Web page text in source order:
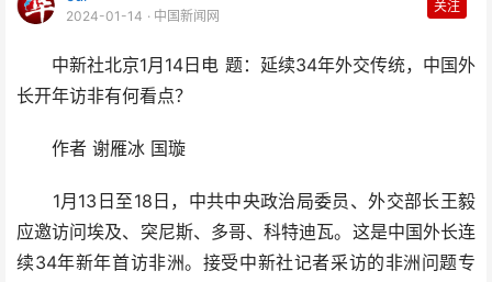
2024-01-14 · 中国新闻网
关注
中新社北京1月14日电 题：延续34年外交传统，中国外
长开年访非有何看点？
作者 谢雁冰 国璇
1月13日至18日，中共中央政治局委员、外交部长王毅
应邀访问埃及、突尼斯、多哥、科特迪瓦。这是中国外长连
续34年新年首访非洲。接受中新社记者采访的非洲问题专
延续34年外交传统，中国外长开